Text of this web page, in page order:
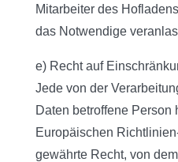
Mitarbeiter des
das Notwendige
e) Recht auf
Jede von der
Daten betroffene Person
Europäischen
gewährte Recht, von